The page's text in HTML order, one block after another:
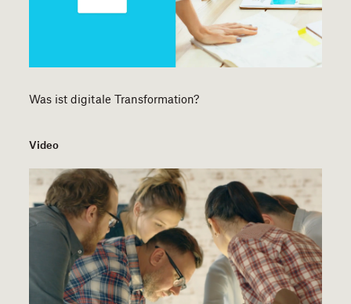
Was ist digitale Transformation?
Video